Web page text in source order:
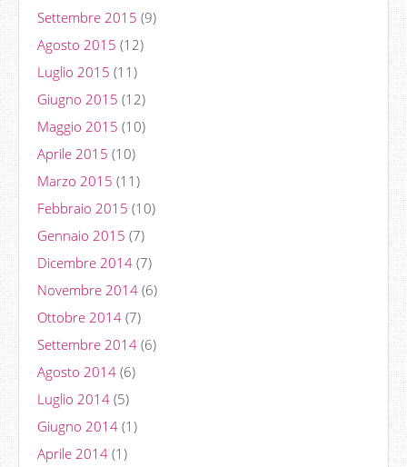
Settembre 2015 (9)
Agosto 2015 (12)
Luglio 2015 (11)
Giugno 2015 (12)
Maggio 2015 (10)
Aprile 2015 (10)
Marzo 2015 (11)
Febbraio 2015 (10)
Gennaio 2015 (7)
Dicembre 2014 (7)
Novembre 2014 (6)
Ottobre 2014 (7)
Settembre 2014 (6)
Agosto 2014 (6)
Luglio 2014 (5)
Giugno 2014 (1)
Aprile 2014 (1)